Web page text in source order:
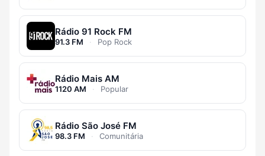
Rádio 91 Rock FM
91.3 FM · Pop Rock
Rádio Mais AM
1120 AM · Popular
Rádio São José FM
98.3 FM · Comunitária